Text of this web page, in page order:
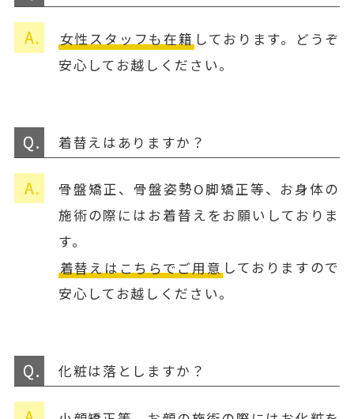
女性スタッフも在籍 しております。どうぞ
安心してお越しください。
着替えはありますか？
骨盤矯正、骨盤姿勢O脚矯正等、お身体の
施術の際にはお着替えをお願いしておりま
す。
着替えはこちらでご用意 しておりますので
安心してお越しください。
化粧は落としますか？